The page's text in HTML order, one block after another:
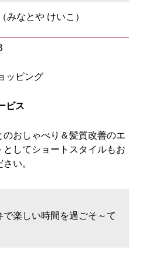
（みなとや けいこ）
ッピング
ビス
のおしゃべり＆髪質改善のエ
としてショートスタイルもお
い。
楽しい時間を過ごそ～て